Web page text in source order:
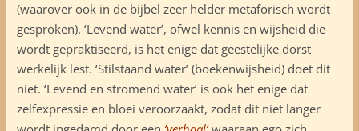
(waarover ook in de bijbel zeer helder metaforisch wordt
gesproken). ‘Levend water’, ofwel kennis en wijsheid die
wordt gepraktiseerd, is het enige dat geestelijke dorst
werkelijk lest. ‘Stilstaand water’ (boekenwijsheid) doet dit
niet. ‘Levend en stromend water’ is ook het enige dat
zelfexpressie en bloei veroorzaakt, zodat dit niet langer